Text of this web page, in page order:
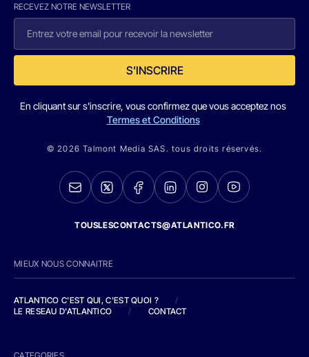
RECEVEZ NOTRE NEWSLETTER
S'INSCRIRE
En cliquant sur s'inscrire, vous confirmez que vous acceptez nos
Termes et Conditions
© 2026 Talmont Media SAS. tous droits réservés.
TOUSLESCONTACTS@ATLANTICO.FR
MIEUX NOUS CONNAITRE
ATLANTICO C'EST QUI, C'EST QUOI ?
/
LE RESEAU D'ATLANTICO
/ CONTACT